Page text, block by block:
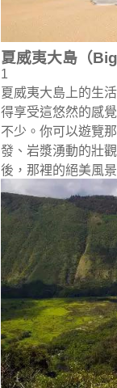
夏威夷大島（
1
夏威夷大島上的生
得享受這悠然的感
不少。你可以遊覽
發、岩漿湧動的壯
後，那裡的絕美風